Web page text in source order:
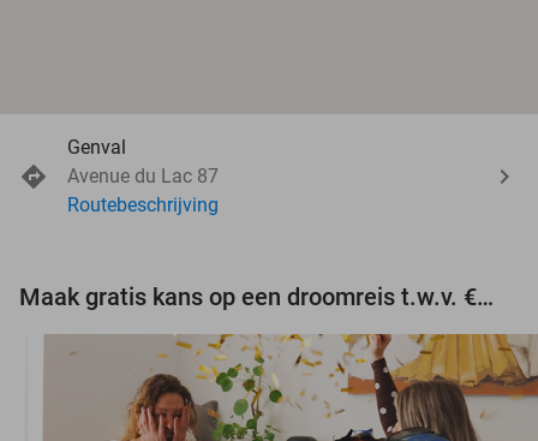
Genval
Avenue du Lac 87
Routebeschrijving
Maak gratis kans op een droomreis t.w.v. €3.000!